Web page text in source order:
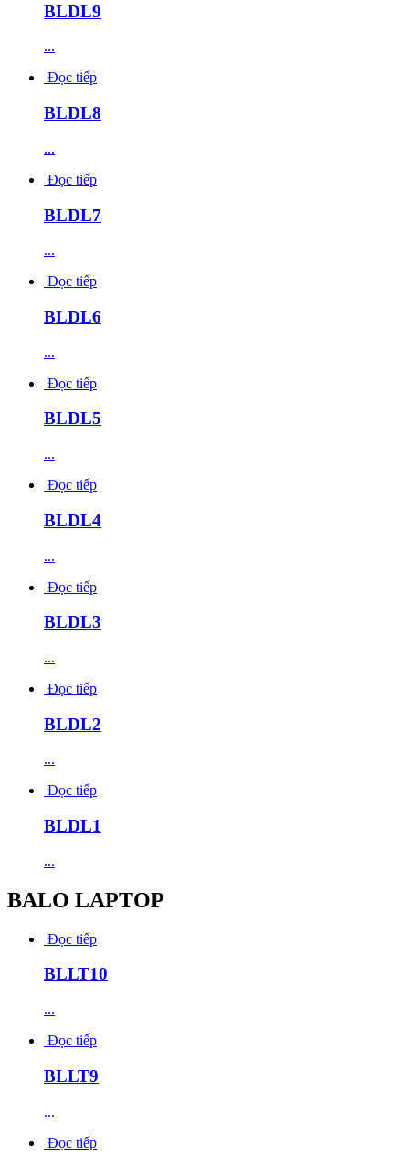
BLDL9
...
Đọc tiếp
BLDL8
...
Đọc tiếp
BLDL7
...
Đọc tiếp
BLDL6
...
Đọc tiếp
BLDL5
...
Đọc tiếp
BLDL4
...
Đọc tiếp
BLDL3
...
Đọc tiếp
BLDL2
...
Đọc tiếp
BLDL1
...
BALO LAPTOP
Đọc tiếp
BLLT10
...
Đọc tiếp
BLLT9
...
Đọc tiếp